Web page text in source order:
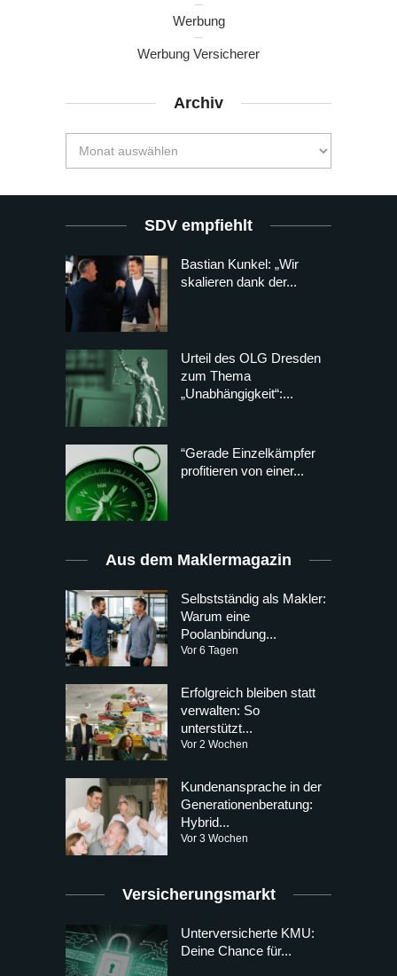
Werbung
Werbung Versicherer
Archiv
SDV empfiehlt
Bastian Kunkel: „Wir
skalieren dank der...
Urteil des OLG Dresden
zum Thema
„Unabhängigkeit“:...
“Gerade Einzelkämpfer
profitieren von einer...
Aus dem Maklermagazin
Selbstständig als Makler:
Warum eine
Poolanbindung...
Vor 6 Tagen
Erfolgreich bleiben statt
verwalten: So
unterstützt...
Vor 2 Wochen
Kundenansprache in der
Generationenberatung:
Hybrid...
Vor 3 Wochen
Versicherungsmarkt
Unterversicherte KMU:
Deine Chance für...